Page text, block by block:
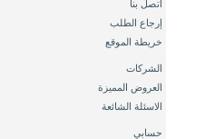
اتصل بنا
إرجاع الطلب
خريطة الموقع
الشركات
العروض المميزة
الاسئلة الشائعة
حسابي